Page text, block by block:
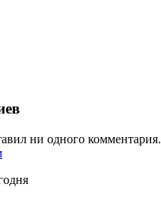
ни одного комментария.